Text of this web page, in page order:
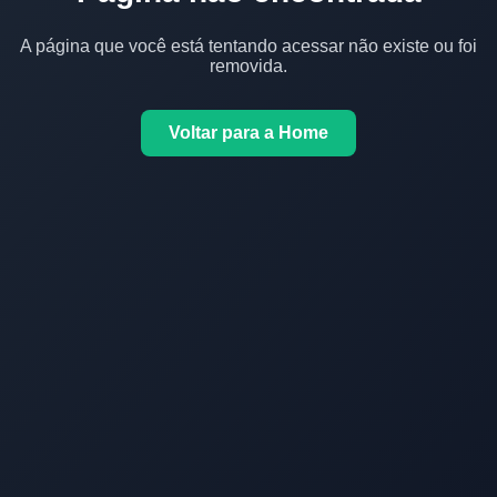
A página que você está tentando acessar não existe ou foi
removida.
Voltar para a Home